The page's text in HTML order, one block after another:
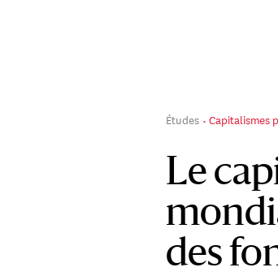
Le
des
Études Capitalismes